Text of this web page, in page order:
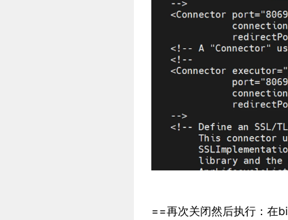
==再次关闭然后执行：在